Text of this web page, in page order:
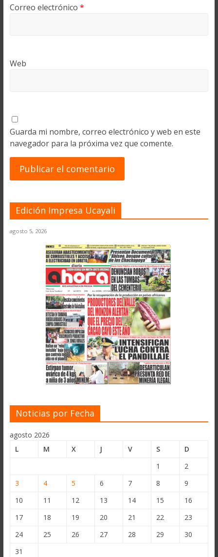
Correo electrónico *
Web
Guarda mi nombre, correo electrónico y web en este
navegador para la próxima vez que comente.
Edición Impresa Ucayali
agosto 5, 2026
Noticias por Fecha
agosto 2026
L
M X J V S
D
1
2
3
4 5 6 7 8
9
10
11 12 13 14 15
16
17
18 19 20 21 22
23
24
25 26 27 28 29
30
31